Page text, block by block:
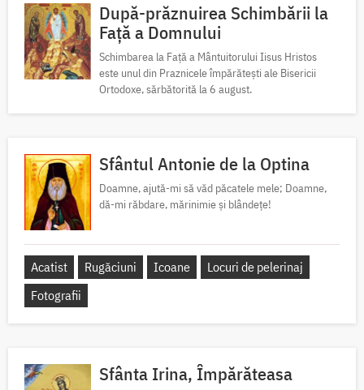
După-prăznuirea Schimbării la
Față a Domnului
Schimbarea la Față a Mântuitorului Iisus Hristos
este unul din Praznicele împărătești ale Bisericii
Ortodoxe, sărbătorită la 6 august.
Sfântul Antonie de la Optina
Doamne, ajută-mi să văd păcatele mele; Doamne,
dă-mi răbdare, mărinimie şi blândeţe!
Acatist Rugăciuni Icoane
Locuri de pelerinaj
Fotografii
Sfânta Irina, Împărăteasa